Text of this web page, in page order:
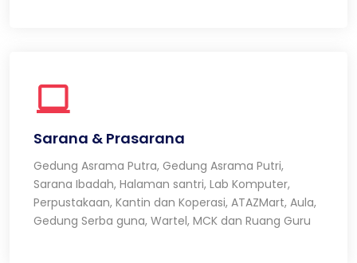
Sarana & Prasarana
Gedung Asrama Putra, Gedung Asrama Putri,
Sarana Ibadah, Halaman santri, Lab Komputer,
Perpustakaan, Kantin dan Koperasi, ATAZMart, Aula,
Gedung Serba guna, Wartel, MCK dan Ruang Guru